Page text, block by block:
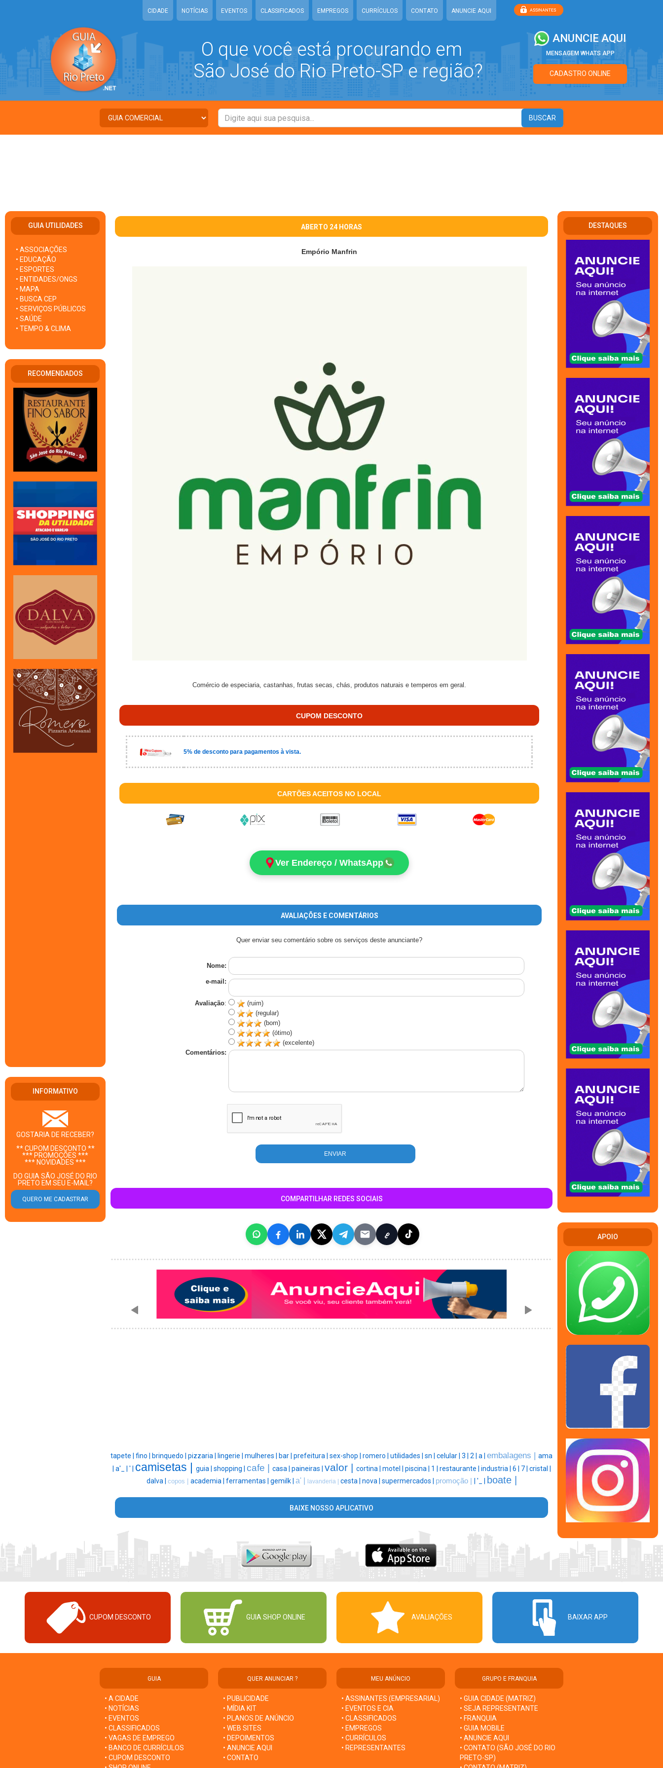
CIDADE NOTÍCIAS EVENTOS CLASSIFICADOS EMPREGOS CURRÍCULOS CONTATO ANUNCIE AQUI
O que você está procurando em
São José do Rio Preto-SP e região?
ANUNCIE AQUI
MENSAGEM WHATS APP
CADASTRO ONLINE
GUIA UTILIDADES
• ASSOCIAÇÕES
• EDUCAÇÃO
• ESPORTES
• ENTIDADES/ONGS
• MAPA
• BUSCA CEP
• SERVIÇOS PÚBLICOS
• SAÚDE
• TEMPO & CLIMA
RECOMENDADOS
INFORMATIVO
GOSTARIA DE RECEBER?
** CUPOM DESCONTO **
*** PROMOÇÕES ***
*** NOVIDADES ***
DO GUIA SÃO JOSÉ DO RIO
PRETO EM SEU E-MAIL?
ABERTO 24 HORAS
Empório Manfrin
Comércio de especiaria, castanhas, frutas secas, chás, produtos naturais e temperos em geral.
CUPOM DESCONTO
5% de desconto para pagamentos à vista.
CARTÕES ACEITOS NO LOCAL
Ver Endereço / WhatsApp
AVALIAÇÕES E COMENTÁRIOS
Quer enviar seu comentário sobre os serviços deste anunciante?
Nome:
e-mail:
Avaliação:
(ruim)
(regular)
(bom)
(ótimo)
(excelente)
Comentários:
COMPARTILHAR REDES SOCIAIS
tapete | fino | brinquedo | pizzaria | lingerie | mulheres | bar | prefeitura | sex-shop | romero | utilidades | sn | celular | 3 | 2 | a | embalagens | ama
a'_ | ' | camisetas | guia | shopping | cafe | casa | paineiras | valor | cortina | motel | piscina | 1 | restaurante | industria | 6 | 7 | cristal |
dalva | copos | academia | ferramentas | gemilk | a' | lavanderia | cesta | nova | supermercados | promoção | '_ | boate |
BAIXE NOSSO APLICATIVO
DESTAQUES
APOIO
CUPOM DESCONTO GUIA SHOP ONLINE AVALIAÇÕES BAIXAR APP
GUIA
• A CIDADE
• NOTÍCIAS
• EVENTOS
• CLASSIFICADOS
• VAGAS DE EMPREGO
• BANCO DE CURRÍCULOS
• CUPOM DESCONTO
QUER ANUNCIAR ?
• PUBLICIDADE
• MÍDIA KIT
• PLANOS DE ANÚNCIO
• WEB SITES
• DEPOIMENTOS
• ANUNCIE AQUI
• CONTATO
MEU ANÚNCIO
• ASSINANTES (EMPRESARIAL)
• EVENTOS E CIA
• CLASSIFICADOS
• EMPREGOS
• CURRÍCULOS
• REPRESENTANTES
GRUPO E FRANQUIA
• GUIA CIDADE (MATRIZ)
• SEJA REPRESENTANTE
• FRANQUIA
• GUIA MOBILE
• ANUNCIE AQUI
• CONTATO (SÃO JOSÉ DO RIO
PRETO-SP)